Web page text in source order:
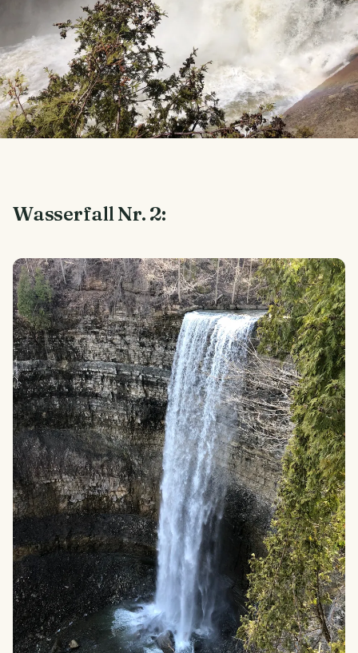
Wasserfall Nr. 2: